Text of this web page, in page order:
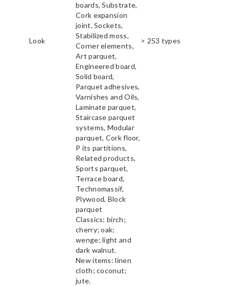
Look
boards, Substrate,
Cork expansion
joint, Sockets,
Stabilized moss,
Corner elements,
Art parquet,
Engineered board,
Solid board,
Parquet adhesives,
Varnishes and Oils,
Laminate parquet,
Staircase parquet
systems, Modular
parquet, Cork floor,
P its partitions,
Related products,
Sports parquet,
Terrace board,
Technomassif,
Plywood, Block
parquet
> 253 types
Classics: birch;
cherry; oak;
wenge; light and
dark walnut.
New items: linen
cloth; coconut;
jute.